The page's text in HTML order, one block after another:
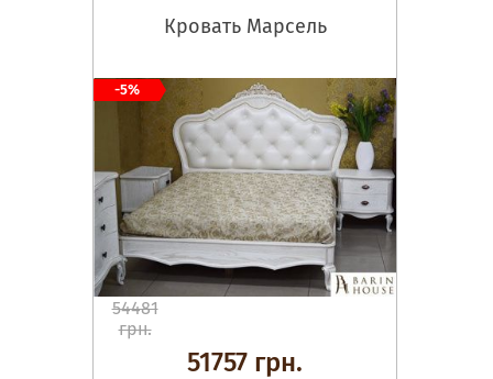
Кровать Марсель
54481
грн.
51757 грн.
-5%